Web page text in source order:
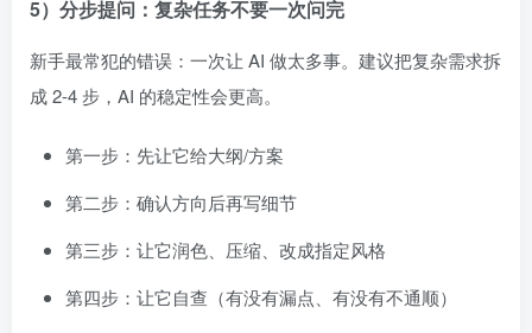
5）分步提问：复杂任务不要一次问完
新手最常犯的错误：一次让 AI 做太多事。建议把复杂需求拆
成 2-4 步，AI 的稳定性会更高。
第一步：先让它给大纲/方案
第二步：确认方向后再写细节
第三步：让它润色、压缩、改成指定风格
第四步：让它自查（有没有漏点、有没有不通顺）